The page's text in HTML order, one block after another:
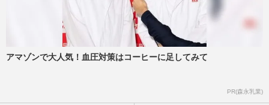
徳島市長の“中止要請”ふり切り台風の中
『阿波おどり』が強行開催、避難指示・暴
風警報もスルーに「人命よ…
週刊女性PRIME
【台風6号】沖縄旅行中の記者が“終わらぬ
アマゾンで大人気！血圧対策はコーヒーに足してみて
PR(森永乳業)